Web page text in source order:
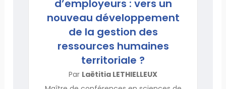
d’employeurs : vers un
nouveau développement
de la gestion des
ressources humaines
territoriale ?
Par Laëtitia LETHIELLEUX